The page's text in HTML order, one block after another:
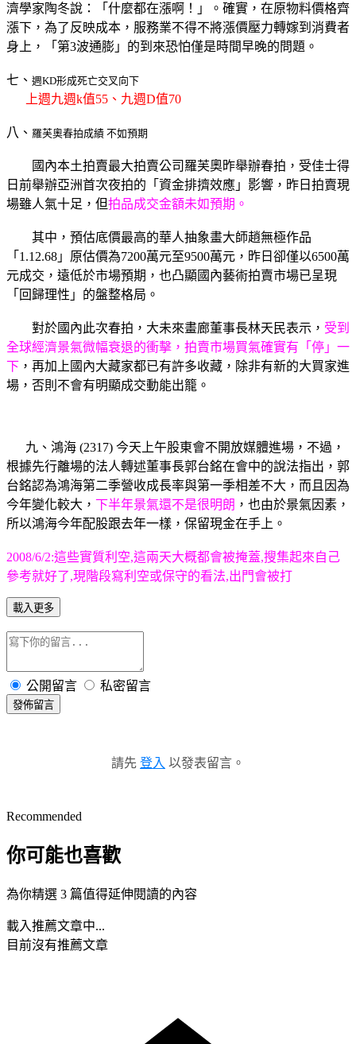
濟學家陶冬說：「什麼都在漲啊！」。確實，在原物料價格齊
漲下，為了反映成本，服務業不得不將漲價壓力轉嫁到消費者
身上，「第3波通膨」的到來恐怕僅是時間早晚的問題。
七、 週KD形成死亡交叉向下
上週九週k值55、九週D值70
八、 羅芙奧春拍成績 不如預期
國內本土拍賣最大拍賣公司羅芙奧昨舉辦春拍，受佳士得
日前舉辦亞洲首次夜拍的「資金排擠效應」影響，昨日拍賣現
場雖人氣十足，但拍品成交金額未如預期。
其中，預估底價最高的華人抽象畫大師趙無極作品
「1.12.68」原估價為7200萬元至9500萬元，昨日卻僅以6500萬
元成交，遠低於市場預期，也凸顯國內藝術拍賣市場已呈現
「回歸理性」的盤整格局。
對於國內此次春拍，大未來畫廊董事長林天民表示， 受到
全球經濟景氣微幅衰退的衝擊，拍賣市場買氣確實有「停」一
下 ，再加上國內大藏家都已有許多收藏，除非有新的大買家進
場，否則不會有明顯成交動能出籠。
九、鴻海 (2317) 今天上午股東會不開放媒體進場，不過，
根據先行離場的法人轉述董事長郭台銘在會中的說法指出，郭
台銘認為鴻海第二季營收成長率與第一季相差不大，而且因為
今年變化較大， 下半年景氣還不是很明朗 ，也由於景氣因素，
所以鴻海今年配股跟去年一樣，保留現金在手上。
2008/6/2:這些實質利空,這兩天大概都會被掩蓋,搜集起來自己
參考就好了,現階段寫利空或保守的看法,出門會被打
載入更多
公開留言 私密留言
發佈留言
請先 登入 以發表留言。
Recommended
你可能也喜歡
為你精選 3 篇值得延伸閱讀的內容
載入推薦文章中...
目前沒有推薦文章